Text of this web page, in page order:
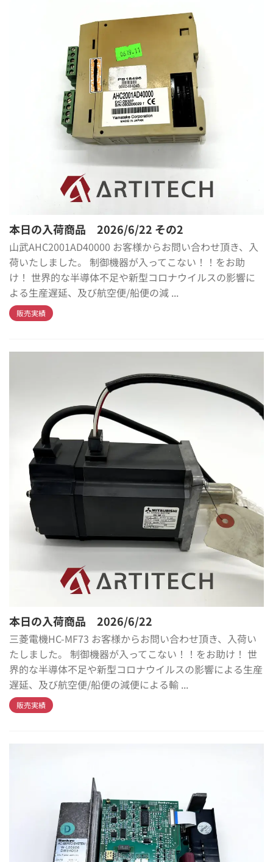
本日の入荷商品 2026/6/22 その2
山武AHC2001AD40000 お客様からお問い合わせ頂き、入
荷いたしました。 制御機器が入ってこない！！をお助
け！ 世界的な半導体不足や新型コロナウイルスの影響に
よる生産遅延、及び航空便/船便の減 ...
販売実績
本日の入荷商品 2026/6/22
三菱電機HC-MF73 お客様からお問い合わせ頂き、入荷い
たしました。 制御機器が入ってこない！！をお助け！ 世
界的な半導体不足や新型コロナウイルスの影響による生産
遅延、及び航空便/船便の減便による輸 ...
販売実績